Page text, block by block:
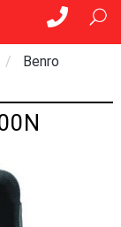
Benro